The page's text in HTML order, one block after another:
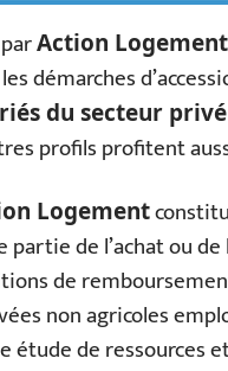
Action Logement
démarches
du secteur privé
profils profitent
Logement
partie de l’achat ou
de
non agricoles
de ressources